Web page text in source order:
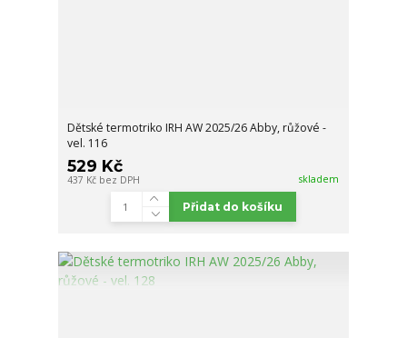
Dětské termotriko IRH AW 2025/26 Abby, růžové -
vel. 116
529 Kč
437 Kč bez DPH skladem
Přidat do košíku